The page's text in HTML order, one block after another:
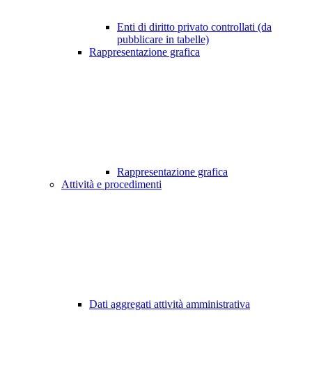
Enti di diritto privato controllati (da
pubblicare in tabelle)
Rappresentazione grafica
Rappresentazione grafica
Attività e procedimenti
Dati aggregati attività amministrativa